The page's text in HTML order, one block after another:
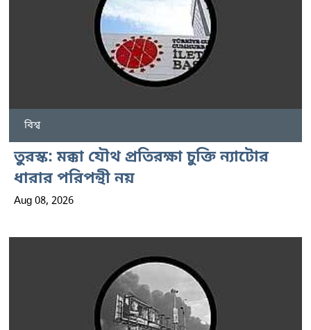
বিশ্ব
তুরস্ক: মক্কা যৌথ প্রতিরক্ষা চুক্তি ন্যাটোর
ধারার পরিপন্থী নয়
Aug 08, 2026